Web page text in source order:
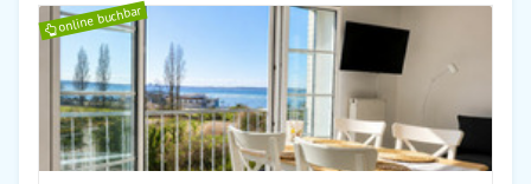
online buchbar